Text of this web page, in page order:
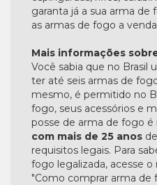
garanta já a sua arma de
as armas de fogo a
Mais informações
Você sabia que no Brasil
ter até seis armas de
mesmo, é permitido no
fogo, seus acessórios e
posse de arma de fogo é
com mais de 25 anos
requisitos legais. Para
fogo legalizada, acesse
"Como comprar arma